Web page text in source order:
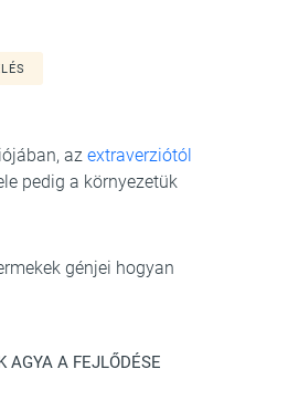
az extraverziótól
pedig a környezetük
génjei hogyan
AGYA A FEJLŐDÉSE